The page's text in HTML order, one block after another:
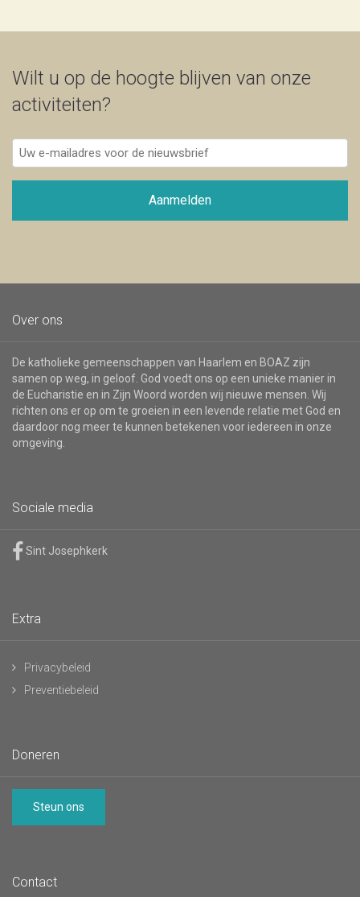
Wilt u op de hoogte blijven van onze
activiteiten?
Uw
e-
mailadres
de
Aanmelden
Over ons
De katholieke gemeenschappen van Haarlem en BOAZ zijn
samen op weg, in geloof. God voedt ons op een unieke manier in
de Eucharistie en in Zijn Woord worden wij nieuwe mensen. Wij
richten ons er op om te groeien in een levende relatie met God en
daardoor nog meer te kunnen betekenen voor iedereen in onze
omgeving.
Sociale media
Sint Josephkerk
Extra
Privacybeleid
Preventiebeleid
Doneren
Steun ons
Contact